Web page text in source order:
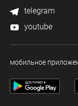
telegram
youtube
мобильное